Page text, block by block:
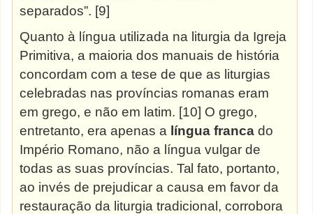
separados”. [9]
Quanto à língua utilizada na liturgia da Igreja
Primitiva, a maioria dos manuais de história
concordam com a tese de que as liturgias
celebradas nas províncias romanas eram
em grego, e não em latim. [10] O grego,
entretanto, era apenas a língua francado
Império Romano, não a língua vulgar de
todas as suas províncias.Tal fato, portanto,
ao invés de prejudicar a causa em favor da
restauração da liturgia tradicional, corrobora